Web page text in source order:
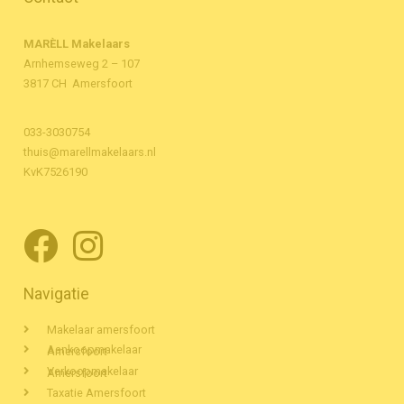
MARÈLL Makelaars
Arnhemseweg 2 – 107
3817 CH Amersfoort
033-3030754
thuis@marellmakelaars.nl
KvK7526190
Navigatie
Makelaar amersfoort
Aankoopmakelaar Amersfoort
Verkoopmakelaar Amersfoort
Taxatie Amersfoort